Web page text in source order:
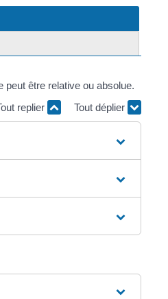
peut être relative ou absolue.
replier
Tout déplier